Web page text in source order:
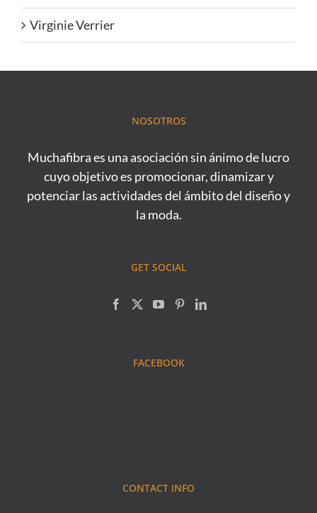
Virginie Verrier
NOSOTROS
Muchafibra es una asociación sin ánimo de lucro
cuyo objetivo es promocionar, dinamizar y
potenciar las actividades del ámbito del diseño y
la moda.
GET SOCIAL
FACEBOOK
CONTACT INFO